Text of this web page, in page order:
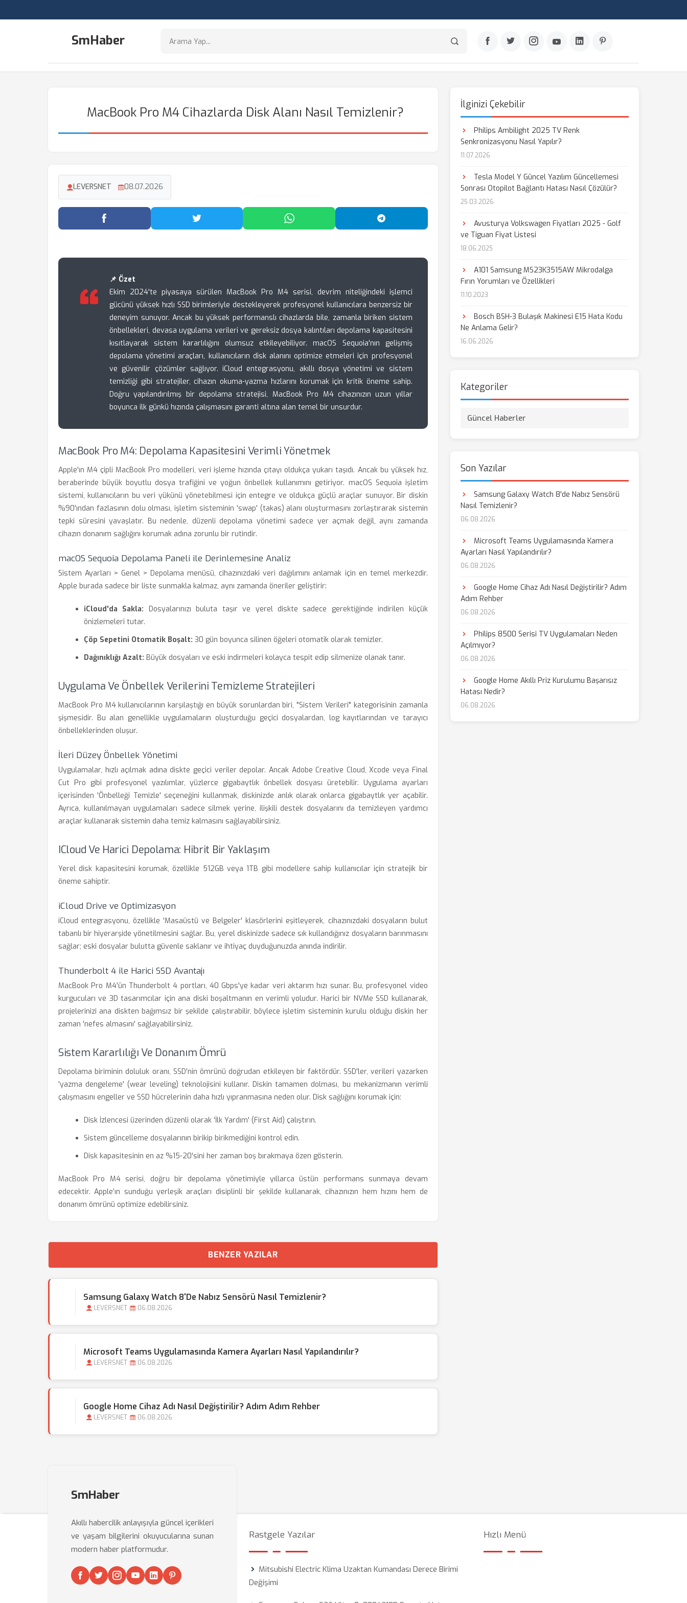
SmHaber
MacBook Pro M4 Cihazlarda Disk Alanı Nasıl Temizlenir?
LEVERSNET 08.07.2026
Facebook'ta Paylaş Twitter'da Paylaş WhatsApp'ta Paylaş Telegram'da Paylaş
📌 Özet
Ekim 2024'te piyasaya sürülen MacBook Pro M4 serisi, devrim niteliğindeki işlemci
gücünü yüksek hızlı SSD birimleriyle destekleyerek profesyonel kullanıcılara benzersiz bir
deneyim sunuyor. Ancak bu yüksek performanslı cihazlarda bile, zamanla biriken sistem
önbellekleri, devasa uygulama verileri ve gereksiz dosya kalıntıları depolama kapasitesini
kısıtlayarak sistem kararlılığını olumsuz etkileyebiliyor. macOS Sequoia'nın gelişmiş
depolama yönetimi araçları, kullanıcıların disk alanını optimize etmeleri için profesyonel
ve güvenilir çözümler sağlıyor. iCloud entegrasyonu, akıllı dosya yönetimi ve sistem
temizliği gibi stratejiler, cihazın okuma-yazma hızlarını korumak için kritik öneme sahip.
Doğru yapılandırılmış bir depolama stratejisi, MacBook Pro M4 cihazınızın uzun yıllar
boyunca ilk günkü hızında çalışmasını garanti altına alan temel bir unsurdur.
MacBook Pro M4: Depolama Kapasitesini Verimli Yönetmek
Apple'ın M4 çipli MacBook Pro modelleri, veri işleme hızında çıtayı oldukça yukarı taşıdı. Ancak bu yüksek hız,
beraberinde büyük boyutlu dosya trafiğini ve yoğun önbellek kullanımını getiriyor. macOS Sequoia işletim
sistemi, kullanıcıların bu veri yükünü yönetebilmesi için entegre ve oldukça güçlü araçlar sunuyor. Bir diskin
%90'ından fazlasının dolu olması, işletim sisteminin 'swap' (takas) alanı oluşturmasını zorlaştırarak sistemin
tepki süresini yavaşlatır. Bu nedenle, düzenli depolama yönetimi sadece yer açmak değil, aynı zamanda
cihazın donanım sağlığını korumak adına zorunlu bir rutindir.
macOS Sequoia Depolama Paneli ile Derinlemesine Analiz
Sistem Ayarları > Genel > Depolama menüsü, cihazınızdaki veri dağılımını anlamak için en temel merkezdir.
Apple burada sadece bir liste sunmakla kalmaz, aynı zamanda öneriler geliştirir:
iCloud'da Sakla: Dosyalarınızı buluta taşır ve yerel diskte sadece gerektiğinde indirilen küçük
önizlemeleri tutar.
Çöp Sepetini Otomatik Boşalt: 30 gün boyunca silinen öğeleri otomatik olarak temizler.
Dağınıklığı Azalt: Büyük dosyaları ve eski indirmeleri kolayca tespit edip silmenize olanak tanır.
Uygulama Ve Önbellek Verilerini Temizleme Stratejileri
MacBook Pro M4 kullanıcılarının karşılaştığı en büyük sorunlardan biri, "Sistem Verileri" kategorisinin zamanla
şişmesidir. Bu alan genellikle uygulamaların oluşturduğu geçici dosyalardan, log kayıtlarından ve tarayıcı
önbelleklerinden oluşur.
İleri Düzey Önbellek Yönetimi
Uygulamalar, hızlı açılmak adına diskte geçici veriler depolar. Ancak Adobe Creative Cloud, Xcode veya Final
Cut Pro gibi profesyonel yazılımlar, yüzlerce gigabaytlık önbellek dosyası üretebilir. Uygulama ayarları
içerisinden 'Önbelleği Temizle' seçeneğini kullanmak, diskinizde anlık olarak onlarca gigabaytlık yer açabilir.
Ayrıca, kullanılmayan uygulamaları sadece silmek yerine, ilişkili destek dosyalarını da temizleyen yardımcı
araçlar kullanarak sistemin daha temiz kalmasını sağlayabilirsiniz.
ICloud Ve Harici Depolama: Hibrit Bir Yaklaşım
Yerel disk kapasitesini korumak, özellikle 512GB veya 1TB gibi modellere sahip kullanıcılar için stratejik bir
öneme sahiptir.
iCloud Drive ve Optimizasyon
iCloud entegrasyonu, özellikle 'Masaüstü ve Belgeler' klasörlerini eşitleyerek, cihazınızdaki dosyaların bulut
tabanlı bir hiyerarşide yönetilmesini sağlar. Bu, yerel diskinizde sadece sık kullandığınız dosyaların barınmasını
sağlar; eski dosyalar bulutta güvenle saklanır ve ihtiyaç duyduğunuzda anında indirilir.
Thunderbolt 4 ile Harici SSD Avantajı
MacBook Pro M4'ün Thunderbolt 4 portları, 40 Gbps'ye kadar veri aktarım hızı sunar. Bu, profesyonel video
kurgucuları ve 3D tasarımcılar için ana diski boşaltmanın en verimli yoludur. Harici bir NVMe SSD kullanarak,
projelerinizi ana diskten bağımsız bir şekilde çalıştırabilir, böylece işletim sisteminin kurulu olduğu diskin her
zaman 'nefes almasını' sağlayabilirsiniz.
Sistem Kararlılığı Ve Donanım Ömrü
Depolama biriminin doluluk oranı, SSD'nin ömrünü doğrudan etkileyen bir faktördür. SSD'ler, verileri yazarken
'yazma dengeleme' (wear leveling) teknolojisini kullanır. Diskin tamamen dolması, bu mekanizmanın verimli
çalışmasını engeller ve SSD hücrelerinin daha hızlı yıpranmasına neden olur. Disk sağlığını korumak için:
Disk İzlencesi üzerinden düzenli olarak 'İlk Yardım' (First Aid) çalıştırın.
Sistem güncelleme dosyalarının birikip birikmediğini kontrol edin.
Disk kapasitesinin en az %15-20'sini her zaman boş bırakmaya özen gösterin.
MacBook Pro M4 serisi, doğru bir depolama yönetimiyle yıllarca üstün performans sunmaya devam
edecektir. Apple’ın sunduğu yerleşik araçları disiplinli bir şekilde kullanarak, cihazınızın hem hızını hem de
donanım ömrünü optimize edebilirsiniz.
BENZER YAZILAR
Samsung Galaxy Watch 8'de Nabız Sensörü Nasıl Temizlenir?
LEVERSNET 06.08.2026
Microsoft Teams Uygulamasında Kamera Ayarları Nasıl Yapılandırılır?
LEVERSNET 06.08.2026
Google Home Cihaz Adı Nasıl Değiştirilir? Adım Adım Rehber
LEVERSNET 06.08.2026
İlginizi Çekebilir
Philips Ambilight 2025 TV Renk
Senkronizasyonu Nasıl Yapılır?
11.07.2026
Tesla Model Y Güncel Yazılım Güncellemesi
Sonrası Otopilot Bağlantı Hatası Nasıl Çözülür?
25.03.2026
Avusturya Volkswagen Fiyatları 2025 - Golf
ve Tiguan Fiyat Listesi
18.06.2025
A101 Samsung MS23K3515AW Mikrodalga
Fırın Yorumları ve Özellikleri
11.10.2023
Bosch BSH-3 Bulaşık Makinesi E15 Hata Kodu
Ne Anlama Gelir?
16.06.2026
Kategoriler
Güncel Haberler
Son Yazılar
Samsung Galaxy Watch 8'de Nabız Sensörü
Nasıl Temizlenir?
06.08.2026
Microsoft Teams Uygulamasında Kamera
Ayarları Nasıl Yapılandırılır?
06.08.2026
Google Home Cihaz Adı Nasıl Değiştirilir? Adım
Adım Rehber
06.08.2026
Philips 8500 Serisi TV Uygulamaları Neden
Açılmıyor?
06.08.2026
Google Home Akıllı Priz Kurulumu Başarısız
Hatası Nedir?
06.08.2026
SmHaber
Akıllı habercilik anlayışıyla güncel içerikleri
ve yaşam bilgilerini okuyucularına sunan
modern haber platformudur.
Rastgele Yazılar
Mitsubishi Electric Klima Uzaktan Kumandası Derece Birimi
Değişimi
Hızlı Menü